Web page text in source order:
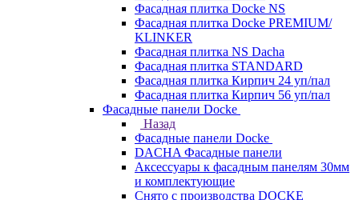
Фасадная плитка Docke NS
Фасадная плитка Docke PREMIUM/
KLINKER
Фасадная плитка NS Dacha
Фасадная плитка STANDARD
Фасадная плитка Кирпич 24 уп/пал
Фасадная плитка Кирпич 56 уп/пал
Фасадные панели Docke
Назад
Фасадные панели Docke
DACHA Фасадные панели
Аксессуары к фасадным панелям 30мм
и комплектующие
Снято с производства DOCKE